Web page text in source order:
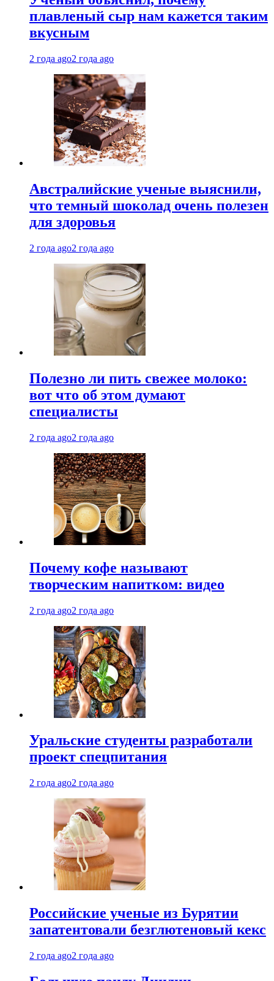
плавленый сыр нам кажется таким
вкусным
2 года ago2 года ago
Австралийские ученые выяснили,
что темный шоколад очень полезен
для здоровья
2 года ago2 года ago
Полезно ли пить свежее молоко:
вот что об этом думают
специалисты
2 года ago2 года ago
Почему кофе называют
творческим напитком: видео
2 года ago2 года ago
Уральские студенты разработали
проект спецпитания
2 года ago2 года ago
Российские ученые из Бурятии
запатентовали безглютеновый кекс
2 года ago2 года ago